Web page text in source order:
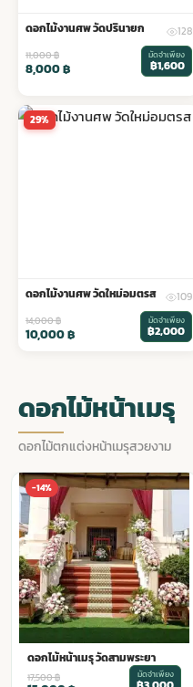
ดอกไม้งานศพ วัดปรินายก 128
11,000฿
8,000฿
มัดจำเพียง
฿1,600
29%
ดอกไม้งานศพ วัดใหม่อมตรส 109
14,000฿
10,000฿
มัดจำเพียง
฿2,000
ดอกไม้หน้าเมรุ
ดอกไม้ตกแต่งหน้าเมรุสวยงาม
-14%
ดอกไม้หน้าเมรุ วัดราชประดิษ
17,500฿ มัดจำเพียง